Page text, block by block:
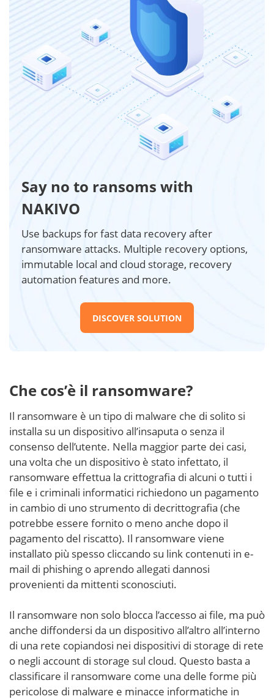
Say no to ransoms with
NAKIVO
Use backups for fast data recovery after
ransomware attacks. Multiple recovery options,
immutable local and cloud storage, recovery
automation features and more.
DISCOVER SOLUTION
Che cos’è il ransomware?
Il ransomware è un tipo di malware che di solito si
installa su un dispositivo all’insaputa o senza il
consenso dell’utente. Nella maggior parte dei casi,
una volta che un dispositivo è stato infettato, il
ransomware effettua la crittografia di alcuni o tutti i
file e i criminali informatici richiedono un pagamento
in cambio di uno strumento di decrittografia (che
potrebbe essere fornito o meno anche dopo il
pagamento del riscatto). Il ransomware viene
installato più spesso cliccando su link contenuti in e-
mail di phishing o aprendo allegati dannosi
provenienti da mittenti sconosciuti.
Il ransomware non solo blocca l’accesso ai file, ma può
anche diffondersi da un dispositivo all’altro all’interno
di una rete copiandosi nei dispositivi di storage di rete
o negli account di storage sul cloud. Questo basta a
classificare il ransomware come una delle forme più
pericolose di malware e minacce informatiche in